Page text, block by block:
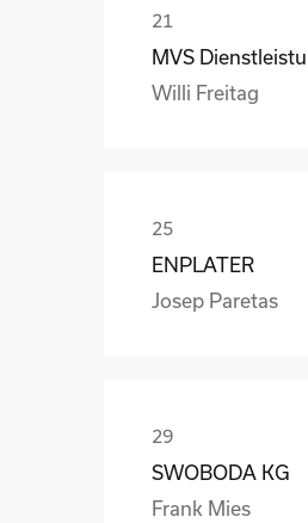
Willi Freitag
ENPLATER
Josep Paretas
SWOBODA KG
Frank Mies